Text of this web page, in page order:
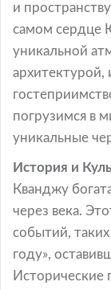
и
самом сердце
уникальной
архитектурой,
погрузимся в
уникальные
История и
Кванджу
через века.
событий,
году»,
Исторические